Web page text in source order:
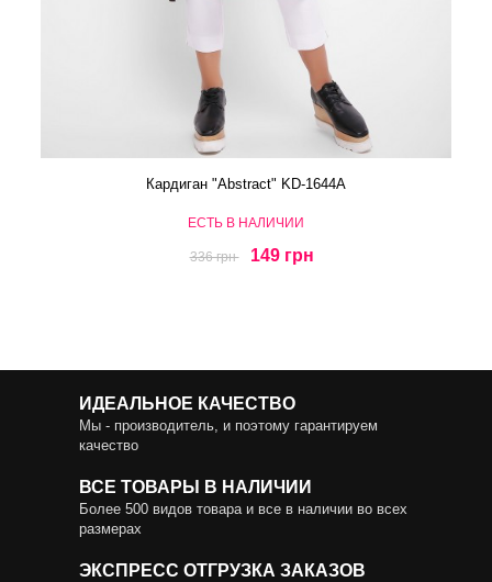
Кардиган "Abstract" KD-1644A
ЕСТЬ В НАЛИЧИИ
336 грн 149 грн
ИДЕАЛЬНОЕ КАЧЕСТВО
Мы - производитель, и поэтому гарантируем
качество
ВСЕ ТОВАРЫ В НАЛИЧИИ
Более 500 видов товара и все в наличии во всех
размерах
ЭКСПРЕСС ОТГРУЗКА ЗАКАЗОВ